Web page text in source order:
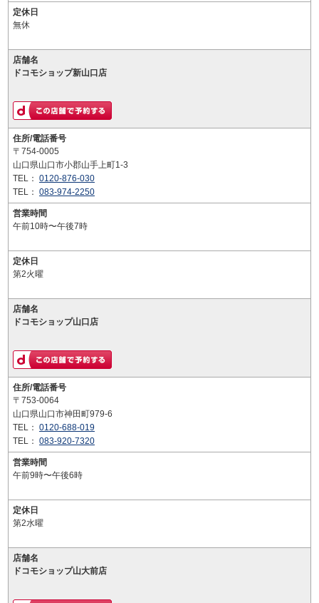
定休日
無休
店舗名
ドコモショップ新山口店
住所/電話番号
〒754-0005
山口県山口市小郡山手上町1-3
TEL： 0120-876-030
TEL： 083-974-2250
営業時間
午前10時〜午後7時
定休日
第2火曜
店舗名
ドコモショップ山口店
住所/電話番号
〒753-0064
山口県山口市神田町979-6
TEL： 0120-688-019
TEL： 083-920-7320
営業時間
午前9時〜午後6時
定休日
第2水曜
店舗名
ドコモショップ山大前店